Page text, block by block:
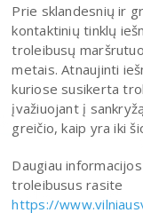
Prie sklandesnių ir
kontaktinių tinklų
troleibusų
metais. Atnaujinti
kuriose susikerta
įvažiuojant į
greičio, kaip yra iki
Daugiau
troleibusus rasite
https://